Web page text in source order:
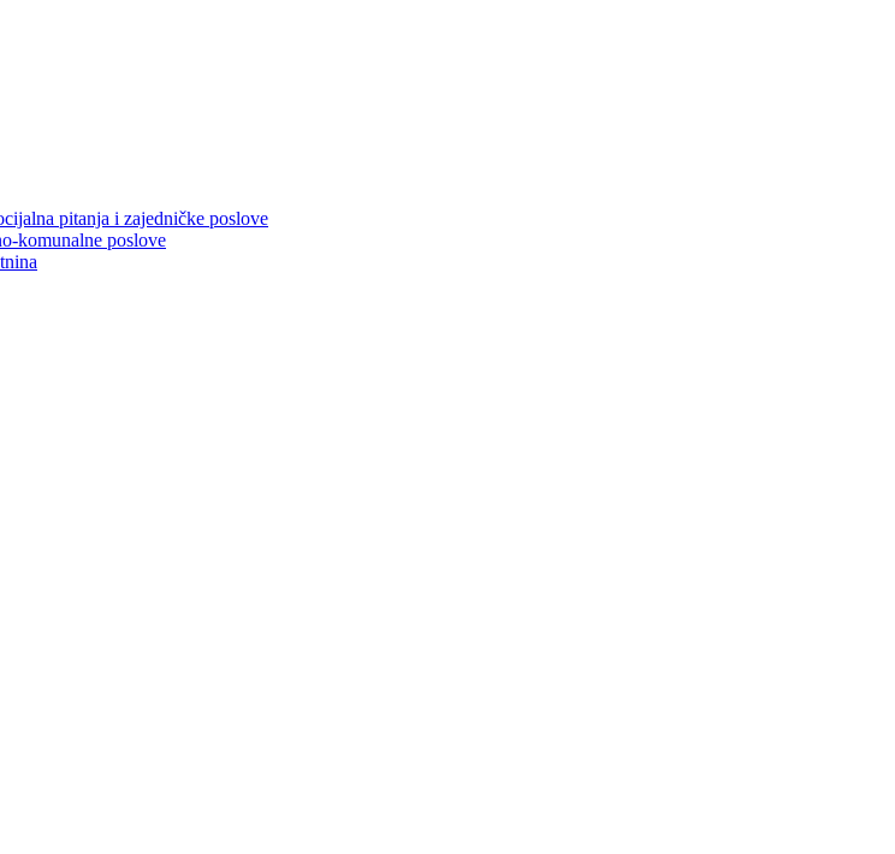
pitanja i zajedničke poslove
komunalne poslove